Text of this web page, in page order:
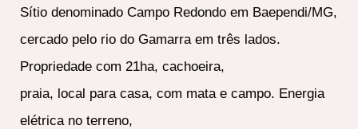
Sítio denominado Campo Redondo em Baependi/MG,
cercado pelo rio do Gamarra em três lados.
Propriedade com 21ha, cachoeira,
praia, local para casa, com mata e campo. Energia
elétrica no terreno,